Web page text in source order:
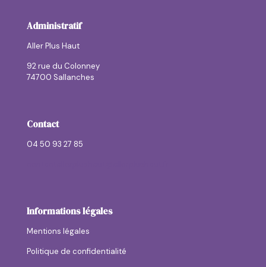
Administratif
Aller Plus Haut
92 rue du Colonney
74700 Sallanches
Contact
04 50 93 27 85
Informations légales
Mentions légales
Politique de confidentialité